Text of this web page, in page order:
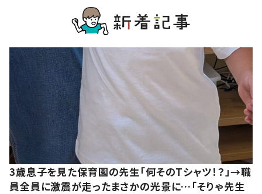
3歳息子を見た保育園の先生「何そのTシャツ！？」→職
員全員に激震が走ったまさかの光景に…「そりゃ先生